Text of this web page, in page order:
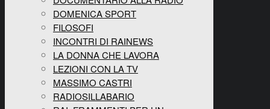
DOMENICA SPORT
FILOSOFI
INCONTRI DI RAINEWS
LA DONNA CHE LAVORA
LEZIONI CON LA TV
MASSIMO CASTRI
RADIOSILLABARIO